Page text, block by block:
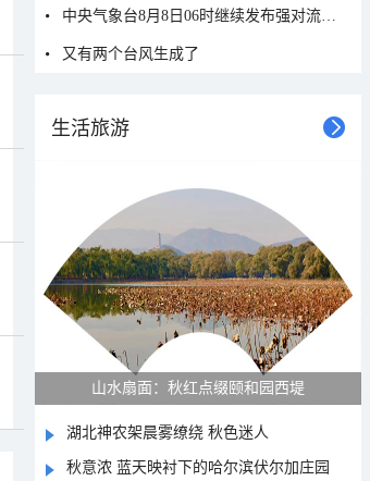
又有两个台风生成了
生活旅游
山水扇面：秋红点缀颐和园西堤
湖北神农架晨雾缭绕 秋色迷人
秋意浓 蓝天映衬下的哈尔滨伏尔加庄园